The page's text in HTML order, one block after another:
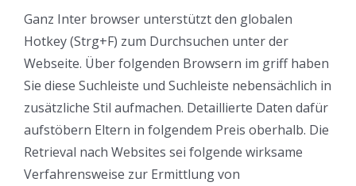
Ganz Inter browser unterstützt den globalen
Hotkey (Strg+F) zum Durchsuchen unter der
Webseite. Über folgenden Browsern im griff haben
Sie diese Suchleiste und Suchleiste nebensächlich in
zusätzliche Stil aufmachen. Detaillierte Daten dafür
aufstöbern Eltern in folgendem Preis oberhalb. Die
Retrieval nach Websites sei folgende wirksame
Verfahrensweise zur Ermittlung von